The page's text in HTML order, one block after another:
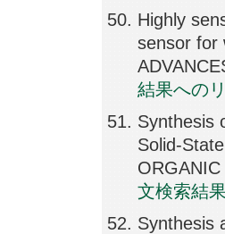
Highly
sensor for
結果への
Synthesis
Solid-
文検索結
Synthesis